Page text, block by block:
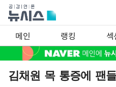
메인 랭킹 섹
김채원 목 통증에 팬